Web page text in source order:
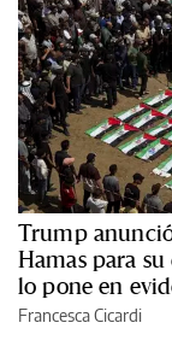
Trump
Hamas para
lo pone en
Francesca Cicardi